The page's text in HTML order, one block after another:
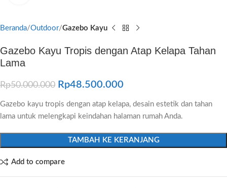
Beranda Outdoor Gazebo Kayu
Gazebo Kayu Tropis dengan Atap Kelapa Tahan
Lama
Rp50.000.000 Rp48.500.000
Gazebo kayu tropis dengan atap kelapa, desain estetik dan tahan
lama untuk melengkapi keindahan halaman rumah Anda.
TAMBAH KE KERANJANG
Add to compare